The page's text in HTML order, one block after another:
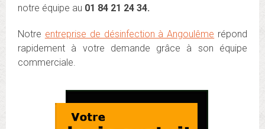
notre équipe au 01 84 21 24 34.
Notre entreprise de désinfection à Angoulême répond
rapidement à votre demande grâce à son équipe
commerciale.